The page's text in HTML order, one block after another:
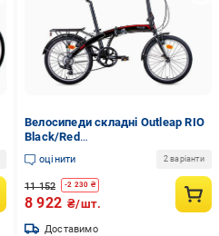
Велосипеди складні Outleap RIO
Black/Red
(UEW6FD4D9C3D154.5C)
оцінити 2 варіанти
11 152 -2 230 ₴
8 922 ₴/шт.
Доставимо